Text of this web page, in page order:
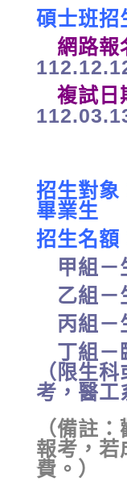
碩士班招
網路報
複試日
招生對象
畢業生
招生名額
甲組－
乙組－
丙組－
丁組－
（限生
考，醫工
（備註
報考，若
費。）